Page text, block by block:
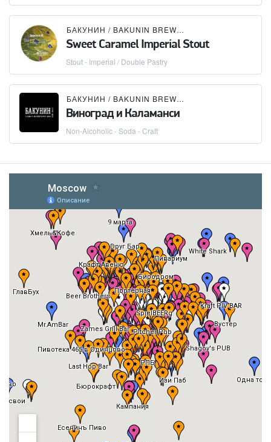
БАКУНИН / BAKUNIN BREWING CO.
Sweet Caramel Imperial Stout
Stout - Imperial / Double Pastry
БАКУНИН / BAKUNIN BREWING CO.
Виноград и Каламанси
Non-Alcoholic - Soda - Craft